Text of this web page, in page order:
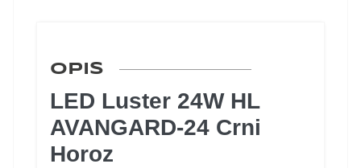
OPIS
LED Luster 24W HL
AVANGARD-24 Crni
Horoz